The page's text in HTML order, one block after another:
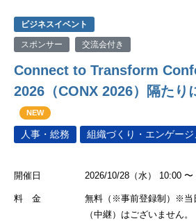
ビジネスイベント
スポンサー 交流会付き
Connect to Transform
2026（CONX 2026）隔たり
NEW
人事・総務 組織づくり・エンゲージ
開催日 2026/10/28（水） 10:00 〜
料 金
無料（※事前登録制）※当
（中継）はございません。